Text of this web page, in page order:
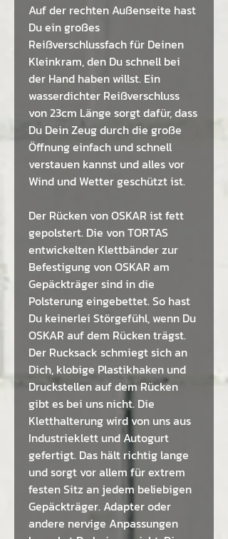
Auf der rechten Außenseite hast
Du ein großes
Reißverschlussfach für Deinen
Kleinkram, den Du schnell bei
der Hand haben willst. Ein
wasserdichter Reißverschluss
von 23cm Länge sorgt dafür, dass
Du Dein Zeug durch die große
Öffnung einfach und schnell
verstauen kannst und alles vor
Wind und Wetter geschützt ist.
Der Rücken von OSKAR ist fett
gepolstert. Die von TORTAS
entwickelten Klettbänder zur
Befestigung von OSKAR am
Gepäckträger sind in die
Polsterung eingebettet. So hast
Du keinerlei Störgefühl, wenn Du
OSKAR auf dem Rücken trägst.
Der Rucksack schmiegt sich an
Dich, klobige Plastikhaken und
Druckstellen auf dem Rücken
gibt es bei uns nicht. Die
Kletthalterung wird von uns aus
Industrieklett und Autogurt
gefertigt. Das hält richtig lange
und sorgt vor allem für extrem
festen Sitz an jedem beliebigen
Gepäckträger. Adapter oder
andere nervige Anpassungen